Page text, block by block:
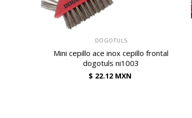
DOGOTULS
Mini cepillo ace inox cepillo frontal
dogotuls ni1003
$ 22.12 MXN